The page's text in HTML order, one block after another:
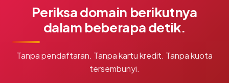
Periksa domain berikutnya
dalam beberapa detik.
Tanpa pendaftaran. Tanpa kartu kredit. Tanpa kuota
tersembunyi.